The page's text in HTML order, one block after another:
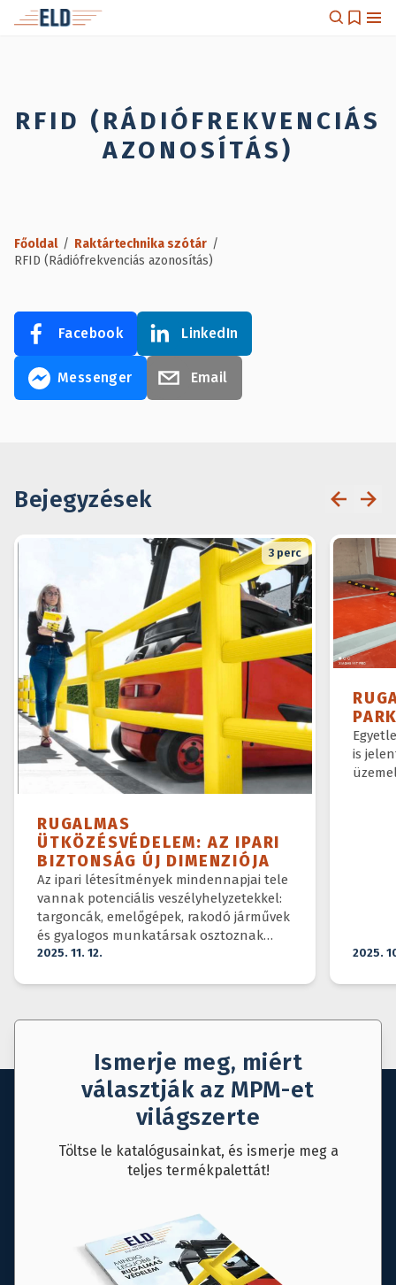
RFID (RÁDIÓFREKVENCIÁS
AZONOSÍTÁS)
Főoldal / Raktártechnika szótár /
RFID (Rádiófrekvenciás azonosítás)
Facebook LinkedIn
Messenger Email
Bejegyzések
3 perc
RUGALMAS
ÜTKÖZÉSVÉDELEM: AZ IPARI
BIZTONSÁG ÚJ DIMENZIÓJA
Az ipari létesítmények mindennapjai tele
vannak potenciális veszélyhelyzetekkel:
targoncák, emelőgépek, rakodó járművek
és gyalogos munkatársak osztoznak
ugyanazon a téren.
2025. 11. 12.
is
2025.
Ismerje meg, miért
választják az MPM-et
világszerte
Töltse le katalógusainkat, és ismerje meg a
teljes termékpalettát!